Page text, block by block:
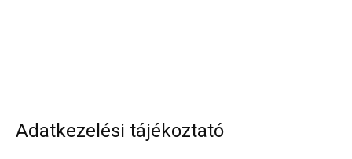
Adatkezelési tájékoztató